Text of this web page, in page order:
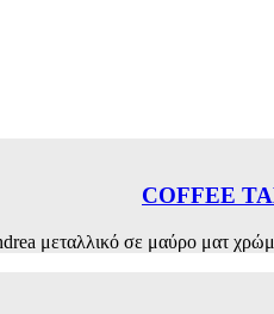
COFFEE
μεταλλικό σε μαύρο ματ